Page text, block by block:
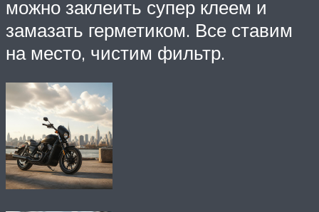
можно заклеить супер клеем и
замазать герметиком. Все ставим
на место, чистим фильтр.